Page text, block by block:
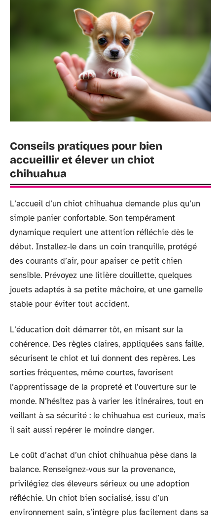
Conseils pratiques pour bien
accueillir et élever un chiot
chihuahua
L’accueil d’un chiot chihuahua demande plus qu’un
simple panier confortable. Son tempérament
dynamique requiert une attention réfléchie dès le
début. Installez-le dans un coin tranquille, protégé
des courants d’air, pour apaiser ce petit chien
sensible. Prévoyez une litière douillette, quelques
jouets adaptés à sa petite mâchoire, et une gamelle
stable pour éviter tout accident.
L’éducation doit démarrer tôt, en misant sur la
cohérence. Des règles claires, appliquées sans faille,
sécurisent le chiot et lui donnent des repères. Les
sorties fréquentes, même courtes, favorisent
l’apprentissage de la propreté et l’ouverture sur le
monde. N’hésitez pas à varier les itinéraires, tout en
veillant à sa sécurité : le chihuahua est curieux, mais
il sait aussi repérer le moindre danger.
Le coût d’achat d’un chiot chihuahua pèse dans la
balance. Renseignez-vous sur la provenance,
privilégiez des éleveurs sérieux ou une adoption
réfléchie. Un chiot bien socialisé, issu d’un
environnement sain, s’intègre plus facilement dans sa